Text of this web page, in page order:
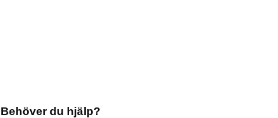
Behöver du hjälp?